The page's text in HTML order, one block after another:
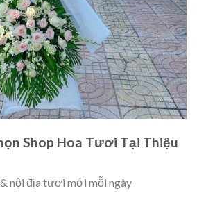
Shop Hoa Tươi Tại Thiệu
nội địa tươi mới mỗi ngày